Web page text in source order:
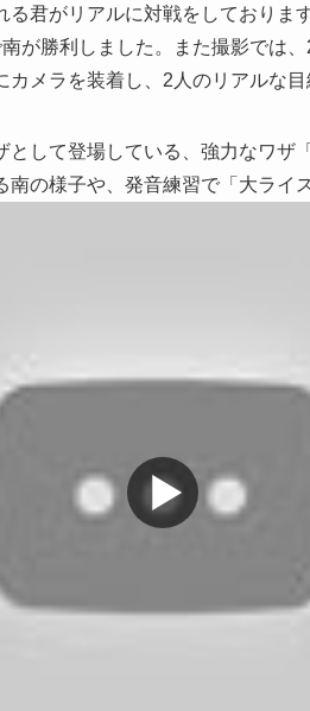
る君がリアルに対戦をしておりま
が勝利しました。また撮影では
カメラを装着し、2人のリアルな
として登場している、強力なワザ
南の様子や、発音練習で「大ライ